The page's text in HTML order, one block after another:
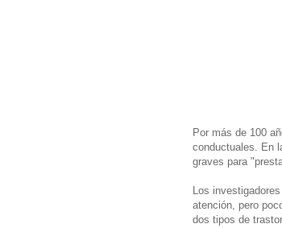
Por más de 100
conductuales. En
graves para
Los
atención, pero
dos tipos de